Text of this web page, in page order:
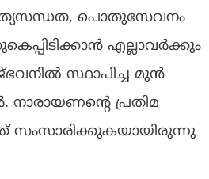
പൊതുസേവനം
എല്ലാവർക്കും
സ്ഥാപിച്ച മുൻ
നാരായണന്റെ പ്രതിമ
സംസാരിക്കുകയായിരുന്നു